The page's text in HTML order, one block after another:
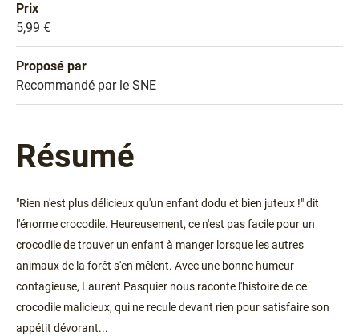
Prix
Prix
5,99 €
Proposé par
Sélection
Recommandé par le SNE
Résumé
"Rien n'est plus délicieux qu'un enfant dodu et bien juteux !" dit
l'énorme crocodile. Heureusement, ce n'est pas facile pour un
crocodile de trouver un enfant à manger lorsque les autres
animaux de la forêt s'en mêlent. Avec une bonne humeur
contagieuse, Laurent Pasquier nous raconte l'histoire de ce
crocodile malicieux, qui ne recule devant rien pour satisfaire son
appétit dévorant...